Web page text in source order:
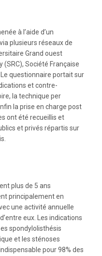
à l’aide d’un
plusieurs réseaux de
Grand ouest
(SRC), Société Française
Le questionnaire portait sur
et contre-
la technique per
la prise en charge post
ont été recueillis et
et privés répartis sur
plus de 5 ans
principalement en
une activité annuelle
eux. Les indications
spondylolisthésis
et les sténoses
pour 98% des